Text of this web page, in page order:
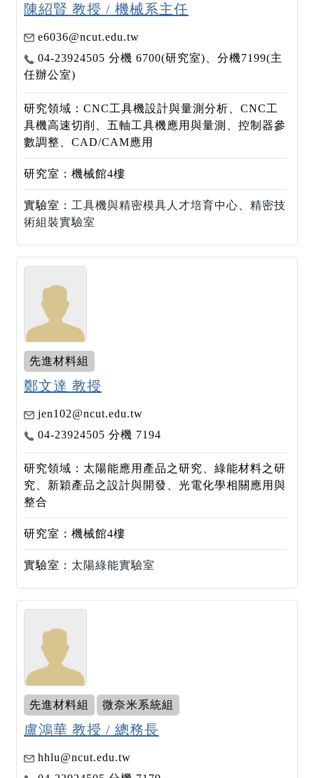
陳紹賢 教授 / 機械系主任
e6036@ncut.edu.tw
04-23924505 分機 6700(研究室)、分機7199(主
任辦公室)
研究領域：CNC工具機設計與量測分析、CNC工
具機高速切削、五軸工具機應用與量測、控制器參
數調整、CAD/CAM應用
研究室：機械館4樓
實驗室： 工具機與精密模具人才培育中心
精密技
術組裝實驗室
先進材料組
鄭文達 教授
jen102@ncut.edu.tw
04-23924505 分機 7194
研究領域：太陽能應用產品之研究、綠能材料之研
究、新穎產品之設計與開發、光電化學相關應用與
整合
研究室：機械館4樓
實驗室： 太陽綠能實驗室
先進材料組 微奈米系統組
盧鴻華 教授 / 總務長
hhlu@ncut.edu.tw